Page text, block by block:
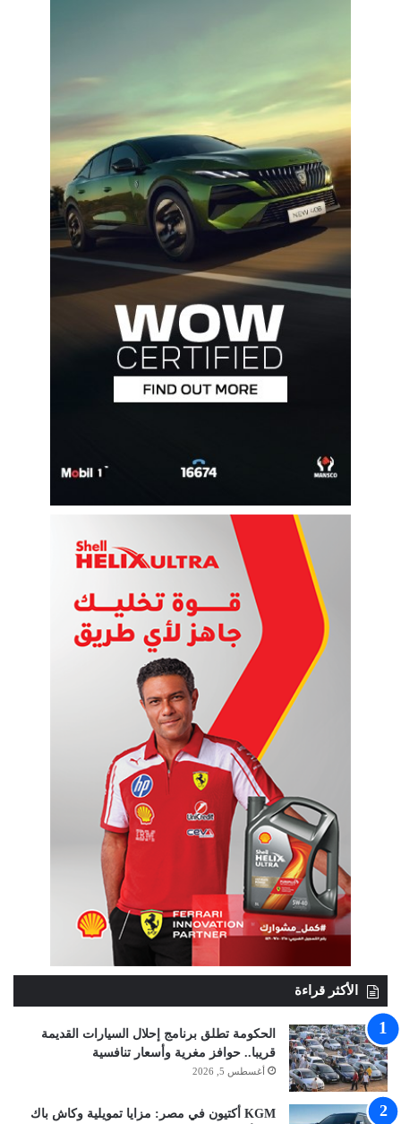
الأكثر قراءة
الحكومة تطلق برنامج إحلال السيارات القديمة
قريبا.. حوافز مغرية وأسعار تنافسية
أغسطس 5, 2026
KGM أكتيون في مصر: مزايا تمويلية وكاش باك